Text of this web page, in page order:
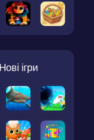
Нові ігри